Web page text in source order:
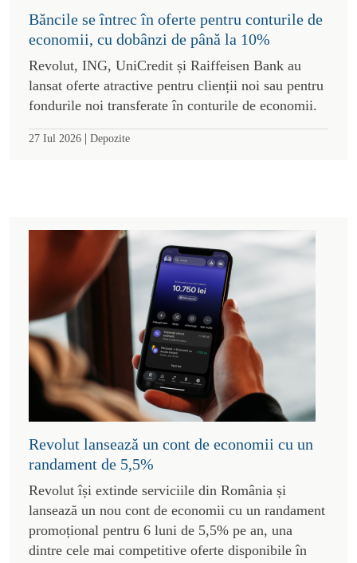
Băncile se întrec în oferte pentru conturile de
economii, cu dobânzi de până la 10%
Revolut, ING, UniCredit și Raiffeisen Bank au
lansat oferte atractive pentru clienții noi sau pentru
fondurile noi transferate în conturile de economii.
27 Iul 2026 | Depozite
Revolut lansează un cont de economii cu un
randament de 5,5%
Revolut își extinde serviciile din România și
lansează un nou cont de economii cu un randament
promoțional pentru 6 luni de 5,5% pe an, una
dintre cele mai competitive oferte disponibile în